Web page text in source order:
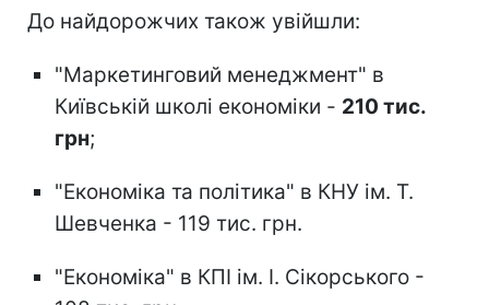
До найдорожчих також увійшли:
"Маркетинговий менеджмент" в
Київській школі економіки - 210 тис.
грн;
"Економіка та політика" в КНУ ім. Т.
Шевченка - 119 тис. грн.
"Економіка" в КПІ ім. І. Сікорського -